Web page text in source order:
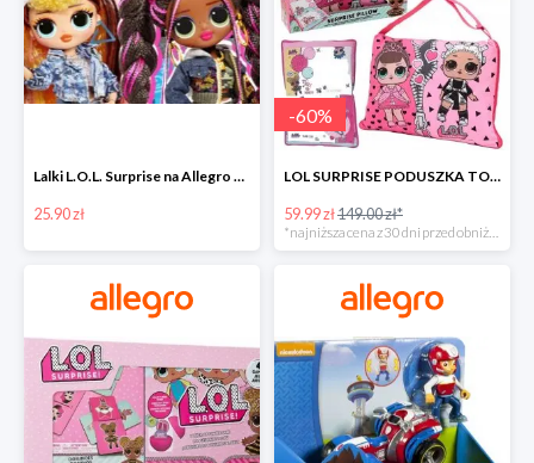
Lalki L.O.L. Surprise na Allegro w super cenach od 25,90 zł
25.90 zł
-60%
LOL SURPRISE PODUSZKA TOREBKA SEKRETNY SCHOWEK MP3 -59%
59.99 zł149.00 zł*
*najniższa cena z 30 dni przed obniżką